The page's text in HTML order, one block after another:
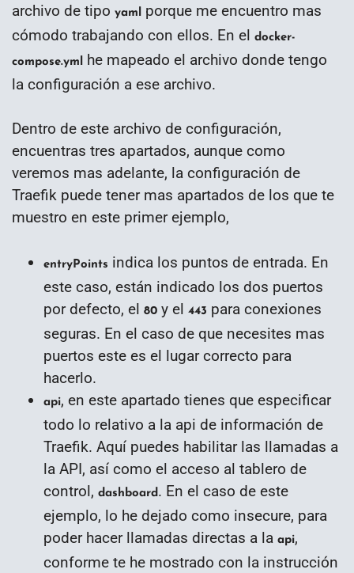
archivo de tipo yaml
porque me encuentro mas
cómodo trabajando con ellos. En el docker-
compose.yml
he mapeado el archivo donde tengo
la configuración a ese archivo.
Dentro de este archivo de configuración,
encuentras tres apartados, aunque como
veremos mas adelante, la configuración de
Traefik puede tener mas apartados de los que te
muestro en este primer ejemplo,
entryPoints indica los puntos de entrada. En
este caso, están indicado los dos puertos
por defecto, el 80 y el 443 para conexiones
seguras. En el caso de que necesites mas
puertos este es el lugar correcto para
hacerlo.
api, en este apartado tienes que especificar
todo lo relativo a la api de información de
Traefik. Aquí puedes habilitar las llamadas a
la API, así como el acceso al tablero de
control, dashboard. En el caso de este
ejemplo, lo he dejado como insecure, para
poder hacer llamadas directas a la api,
conforme te he mostrado con la instrucción